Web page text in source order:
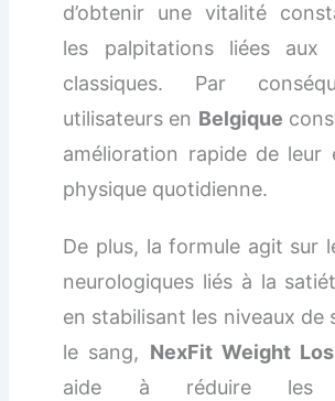
d’obtenir une vitalité
les palpitations liées aux
classiques. Par
utilisateurs en Belgique
amélioration rapide de leur
physique quotidienne.
De plus, la formule agit sur
neurologiques liés à la
en stabilisant les niveaux de
le sang, NexFit Weight
aide à réduire les